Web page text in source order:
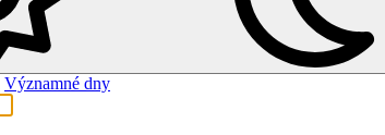
Významné dny